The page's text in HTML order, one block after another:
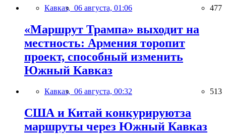
Кавказ, 06 августа, 01:06 477
«Маршрут Трампа» выходит на
местность: Армения торопит
проект, способный изменить
Южный Кавказ
Кавказ, 06 августа, 00:32 513
США и Китай конкурируютза
маршруты через Южный Кавказ